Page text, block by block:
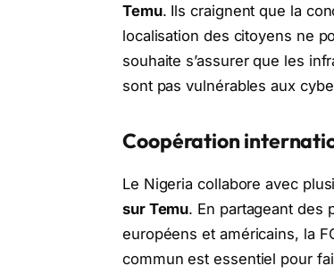
Temu. Ils craignent que la
localisation des citoyens ne
souhaite s’assurer que les
sont pas vulnérables aux
Coopération
Le Nigeria collabore avec
sur Temu. En partageant des
européens et américains, la
commun est essentiel pour